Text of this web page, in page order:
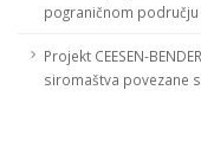
pograničnom
Projekt CEESEN-
siromaštva povezane